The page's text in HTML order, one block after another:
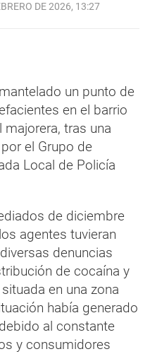
DE 2026, 13:27
un punto de
en el barrio
majorera, tras una
el Grupo de
Local de Policía
de diciembre
agentes tuvieran
denuncias
de cocaína y
en una zona
había generado
al constante
y consumidores